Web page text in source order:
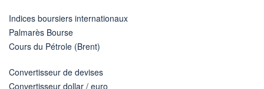
Indices boursiers internationaux
Palmarès Bourse
Cours du Pétrole (Brent)
Convertisseur de devises
Convertisseur dollar / euro